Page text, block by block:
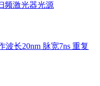
频激光器光源
长20nm 脉宽7ns 重复